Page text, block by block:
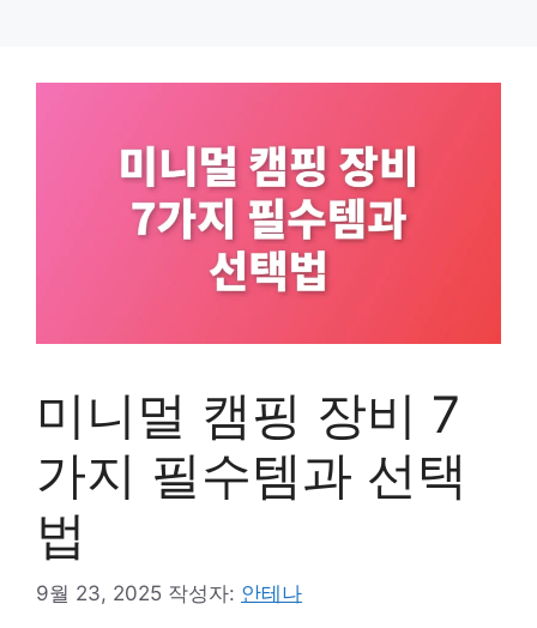
미니멀 캠핑 장비 7
가지 필수템과 선택
법
9월 23, 2025 작성자: 안테나